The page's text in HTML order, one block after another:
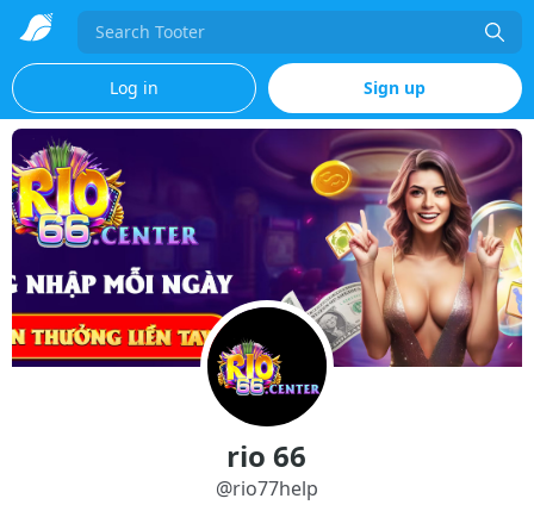
Search
Log in Sign up
rio 66
@rio77help